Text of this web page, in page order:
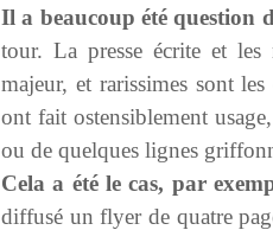
Il a beaucoup été question
tour. La presse écrite et
majeur, et rarissimes sont
ont fait ostensiblement
ou de quelques lignes
Cela a été le cas, par
diffusé un flyer de quatre